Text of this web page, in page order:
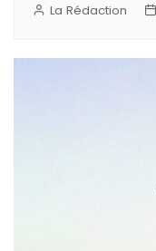
La Rédaction